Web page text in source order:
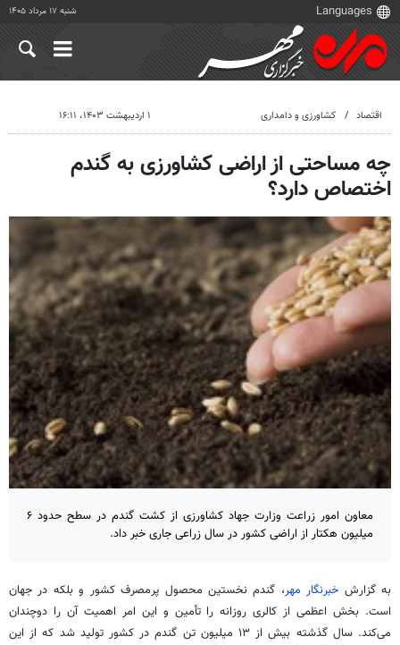
شنبه ۱۷ مرداد ۱۴۰۵
اقتصاد کشاورزی و دامداری ۱ اردیبهشت ۱۴۰۳، ۱۶:۱۱
چه مساحتی از اراضی کشاورزی به گندم
اختصاص دارد؟
معاون امور زراعت وزارت جهاد کشاورزی از کشت گندم در سطح حدود ۶
میلیون هکتار از اراضی کشور در سال زراعی جاری خبر داد.
به گزارش خبرنگار مهر، گندم نخستین محصول پرمصرف کشور و بلکه در جهان
است. بخش اعظمی از کالری روزانه را تأمین و این امر اهمیت آن را دوچندان
می‌کند. سال گذشته بیش از ۱۳ میلیون تن گندم در کشور تولید شد که از این